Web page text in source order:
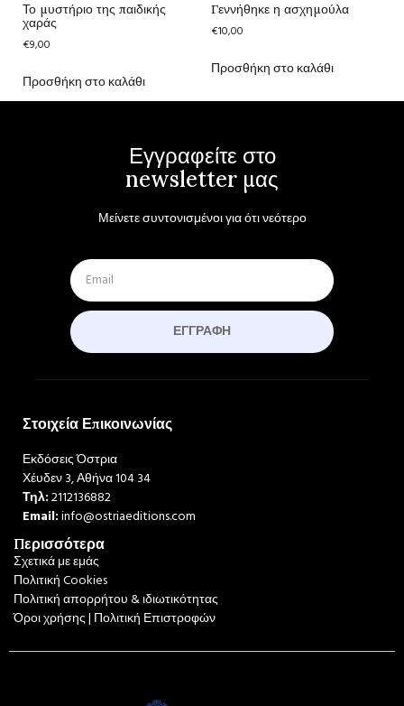
Το μυστήριο της παιδικής
χαράς
€9,00
Προσθήκη στο καλάθι
Γεννήθηκε η ασχημούλα
€10,00
Προσθήκη στο καλάθι
Εγγραφείτε στο
newsletter μας
Μείνετε συντονισμένοι για ότι νεότερο
ΕΓΓΡΑΦΉ
Στοιχεία Επικοινωνίας
Εκδόσεις Όστρια
Χέυδεν 3, Αθήνα 104 34
Τηλ:2112136882
Email:info@ostriaeditions.com
Περισσότερα
Σχετικά με εμάς
Πολιτική Cookies
Πολιτική απορρήτου & ιδιωτικότητας
Όροι χρήσης | Πολιτική Επιστροφών